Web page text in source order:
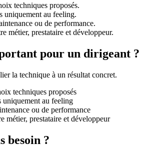
techniques proposés.
uniquement au feeling.
ou de performance.
métier, prestataire et développeur.
pour un dirigeant ?
la technique à un résultat concret.
techniques proposés
uniquement au feeling
ou de performance
métier, prestataire et développeur
besoin ?